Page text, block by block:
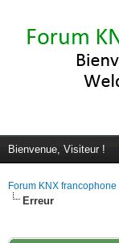
Bienvenue, Visiteur !
Forum KNX
Erreur